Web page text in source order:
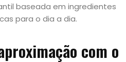
baseada em ingredientes
para o dia a dia.
com o